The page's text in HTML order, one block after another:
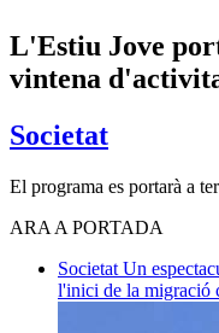
L'Estiu Jove
vintena
Societat
El programa es portarà a
ARA A PORTADA
Societat Un
l'inici de la migració